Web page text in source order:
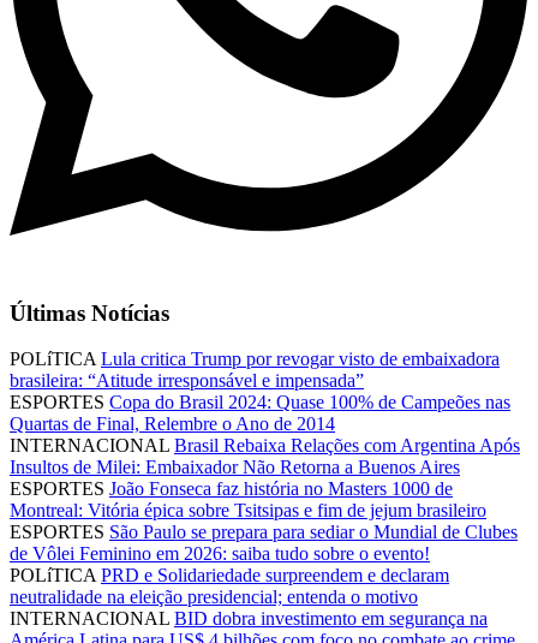
Últimas Notícias
POLíTICA Lula critica Trump por revogar visto de embaixadora
brasileira: “Atitude irresponsável e impensada”
ESPORTES Copa do Brasil 2024: Quase 100% de Campeões nas
Quartas de Final, Relembre o Ano de 2014
INTERNACIONAL Brasil Rebaixa Relações com Argentina Após
Insultos de Milei: Embaixador Não Retorna a Buenos Aires
ESPORTES João Fonseca faz história no Masters 1000 de
Montreal: Vitória épica sobre Tsitsipas e fim de jejum brasileiro
ESPORTES São Paulo se prepara para sediar o Mundial de Clubes
de Vôlei Feminino em 2026: saiba tudo sobre o evento!
POLíTICA PRD e Solidariedade surpreendem e declaram
neutralidade na eleição presidencial; entenda o motivo
INTERNACIONAL BID dobra investimento em segurança na